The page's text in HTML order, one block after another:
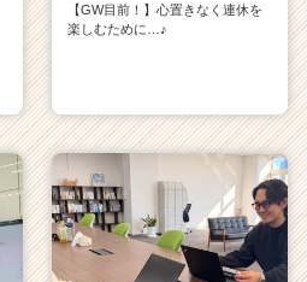
【GW目前！】心置きなく連休を
楽しむために…♪